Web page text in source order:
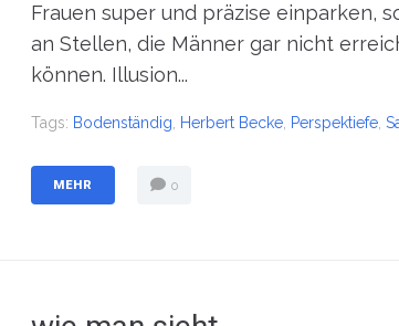
Frauen super und präzise einparken,
an Stellen, die Männer gar nicht
können. Illusion...
Tags: Bodenständig Herbert Becke Perspektiefe
MEHR 0